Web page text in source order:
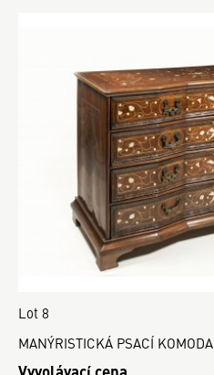
Lot 8
MANÝRISTICKÁ PSACÍ KOMODA